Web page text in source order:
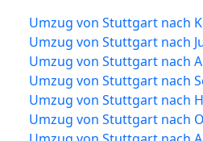
Umzug von Stuttgart nach
Umzug von Stuttgart nach
Umzug von Stuttgart nach
Umzug von Stuttgart nach
Umzug von Stuttgart nach
Umzug von Stuttgart nach